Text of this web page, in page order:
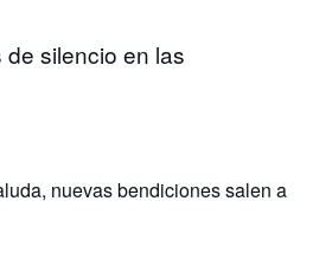
silencio en las
nuevas bendiciones salen a